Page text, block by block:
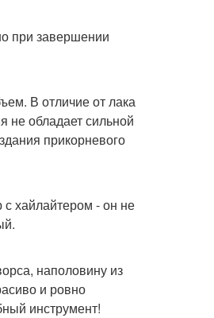
при завершении
В отличие от лака
не обладает сильной
прикорневого
с хайлайтером - он не
наполовину из
и ровно
инструмент!